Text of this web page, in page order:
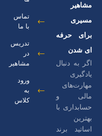
مشاهیر
مسیری
برای حرفه
ای شدن
اگر به دنبال
یادگیری
مهارت‌های
مالی و
حسابداری با
بهترین
اساتید برند
تماس
با ما
تدریس
در
مشاهیر
ورود
به
کلاس